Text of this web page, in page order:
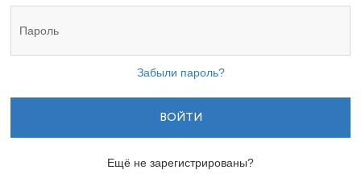
Забыли пароль?
ВОЙТИ
Ещё не зарегистрированы?